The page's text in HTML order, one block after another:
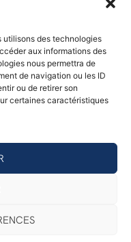
utilisons des technologies
aux informations des
nous permettra de
de navigation ou les ID
ou de retirer son
certaines caractéristiques
délivrée au
des
formation par
:11 92 24791
Talents